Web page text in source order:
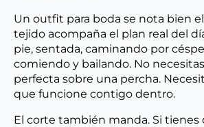
Un outfit para boda se nota bien
tejido acompaña el plan real del
pie, sentada, caminando por
comiendo y bailando. No
perfecta sobre una percha.
que funcione contigo dentro.
El corte también manda. Si tienes